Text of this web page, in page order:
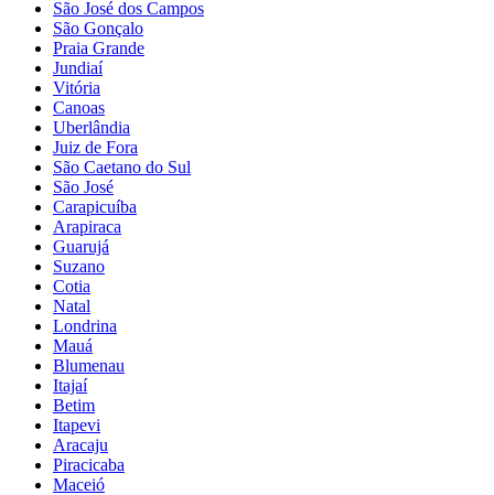
São José dos Campos
São Gonçalo
Praia Grande
Jundiaí
Vitória
Canoas
Uberlândia
Juiz de Fora
São Caetano do Sul
São José
Carapicuíba
Arapiraca
Guarujá
Suzano
Cotia
Natal
Londrina
Mauá
Blumenau
Itajaí
Betim
Itapevi
Aracaju
Piracicaba
Maceió